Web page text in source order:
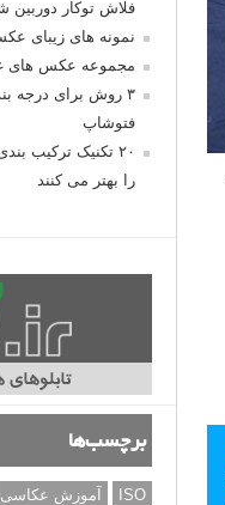
فلاش توکار دوربین
نمونه های زیبای
مجموعه عکس های
۳ روش برای درجه
فتوشاپ
۲۰ تکنیک ترکیب
را بهتر می کنند
برچسب‌ها
ISO آموزش عکاسی